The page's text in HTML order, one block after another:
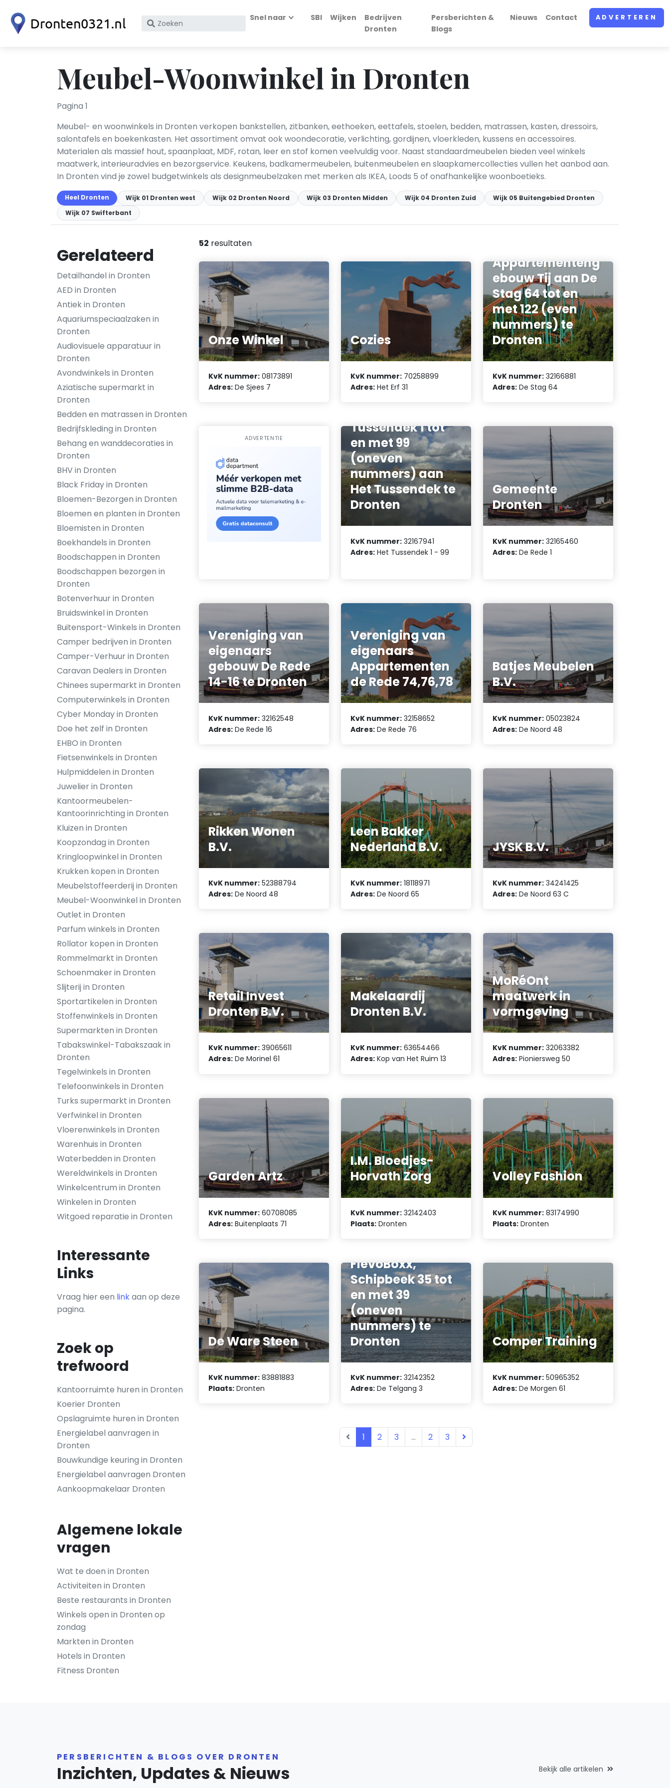
Zoek
KvK
nummer
Snel naar SBI Wijken
Bedrijven
Dronten
Persberichten &
Blogs
Nieuws Contact ADVERTEREN
Meubel-Woonwinkel in Dronten
Pagina 1
Meubel- en woonwinkels in Dronten verkopen bankstellen, zitbanken, eethoeken, eettafels, stoelen, bedden, matrassen, kasten, dressoirs,
salontafels en boekenkasten. Het assortiment omvat ook woondecoratie, verlichting, gordijnen, vloerkleden, kussens en accessoires.
Materialen als massief hout, spaanplaat, MDF, rotan, leer en stof komen veelvuldig voor. Naast standaardmeubelen bieden veel winkels
maatwerk, interieuradvies en bezorgservice. Keukens, badkamermeubelen, buitenmeubelen en slaapkamercollecties vullen het aanbod aan.
In Dronten vind je zowel budgetwinkels als designmeubelzaken met merken als IKEA, Loods 5 of onafhankelijke woonboetieks.
Heel Dronten Wijk 01 Dronten west Wijk 02 Dronten Noord Wijk 03 Dronten Midden Wijk 04 Dronten Zuid
Wijk 05 Buitengebied Dronten
Wijk 07 Swifterbant
Gerelateerd
Detailhandel in Dronten
AED in Dronten
Antiek in Dronten
Aquariumspeciaalzaken in
Dronten
Audiovisuele apparatuur in
Dronten
Avondwinkels in Dronten
Aziatische supermarkt in
Dronten
Bedden en matrassen in Dronten
Bedrijfskleding in Dronten
Behang en wanddecoraties in
Dronten
BHV in Dronten
Black Friday in Dronten
Bloemen-Bezorgen in Dronten
Bloemen en planten in Dronten
Bloemisten in Dronten
Boekhandels in Dronten
Boodschappen in Dronten
Boodschappen bezorgen in
Dronten
Botenverhuur in Dronten
Bruidswinkel in Dronten
Buitensport-Winkels in Dronten
Camper bedrijven in Dronten
Camper-Verhuur in Dronten
Caravan Dealers in Dronten
Chinees supermarkt in Dronten
Computerwinkels in Dronten
Cyber Monday in Dronten
Doe het zelf in Dronten
EHBO in Dronten
Fietsenwinkels in Dronten
Hulpmiddelen in Dronten
Juwelier in Dronten
Kantoormeubelen-
Kantoorinrichting in Dronten
Kluizen in Dronten
Koopzondag in Dronten
Kringloopwinkel in Dronten
Krukken kopen in Dronten
Meubelstoffeerderij in Dronten
Meubel-Woonwinkel in Dronten
Outlet in Dronten
Parfum winkels in Dronten
Rollator kopen in Dronten
Rommelmarkt in Dronten
Schoenmaker in Dronten
Slijterij in Dronten
Sportartikelen in Dronten
Stoffenwinkels in Dronten
Supermarkten in Dronten
Tabakswinkel-Tabakszaak in
Dronten
Tegelwinkels in Dronten
Telefoonwinkels in Dronten
Turks supermarkt in Dronten
Verfwinkel in Dronten
Vloerenwinkels in Dronten
Warenhuis in Dronten
Waterbedden in Dronten
Wereldwinkels in Dronten
Winkelcentrum in Dronten
Winkelen in Dronten
Witgoed reparatie in Dronten
Interessante
Links
Vraag hier een linkaan op deze
pagina.
Zoek op
trefwoord
Kantoorruimte huren in Dronten
Koerier Dronten
Opslagruimte huren in Dronten
Energielabel aanvragen in
Dronten
Bouwkundige keuring in Dronten
Energielabel aanvragen Dronten
Aankoopmakelaar Dronten
Algemene lokale
vragen
Wat te doen in Dronten
Activiteiten in Dronten
Beste restaurants in Dronten
Winkels open in Dronten op
zondag
Markten in Dronten
Hotels in Dronten
Fitness Dronten
52 resultaten
Onze Winkel
KvK nummer: 08173891
Adres: De Sjees 7
Cozies
KvK nummer: 70258899
Adres: Het Erf 31
Appartementeng
ebouw Tij aan De
Stag 64 tot en
met 122 (even
nummers) te
Dronten
KvK nummer: 32166881
Adres: De Stag 64
ADVERTENTIE
Vereniging van
Tussendek 1 tot
en met 99
(oneven
nummers) aan
Het Tussendek te
Dronten
KvK nummer: 32167941
Adres: Het Tussendek 1 - 99
Gemeente
Dronten
KvK nummer: 32165460
Adres: De Rede 1
Vereniging van
eigenaars
gebouw De Rede
14-16 te Dronten
KvK nummer: 32162548
Adres: De Rede 16
Vereniging van
eigenaars
Appartementen
de Rede 74,76,78
KvK nummer: 32158652
Adres: De Rede 76
Batjes Meubelen
B.V.
KvK nummer: 05023824
Adres: De Noord 48
Rikken Wonen
B.V.
KvK nummer: 52388794
Adres: De Noord 48
Leen Bakker
Nederland B.V.
KvK nummer: 18118971
Adres: De Noord 65
JYSK B.V.
KvK nummer: 34241425
Adres: De Noord 63 C
Retail Invest
Dronten B.V.
KvK nummer: 39065611
Adres: De Morinel 61
Makelaardij
Dronten B.V.
KvK nummer: 63654466
Adres: Kop van Het Ruim 13
MoRéOnt
maatwerk in
vormgeving
KvK nummer: 32063382
Adres: Pioniersweg 50
Garden Artz
KvK nummer: 60708085
Adres: Buitenplaats 71
I.M. Bloedjes-
Horvath Zorg
KvK nummer: 32142403
Plaats: Dronten
Volley Fashion
KvK nummer: 83174990
Plaats: Dronten
De Ware Steen
KvK nummer: 83881883
Plaats: Dronten
FlevoBoxx,
Schipbeek 35 tot
en met 39
(oneven
nummers) te
Dronten
KvK nummer: 32142352
Adres: De Telgang 3
Comper Training
KvK nummer: 50965352
Adres: De Morgen 61
1 2 3 ... 2 3
PERSBERICHTEN & BLOGS OVER DRONTEN
Inzichten, Updates & Nieuws Bekijk alle artikelen